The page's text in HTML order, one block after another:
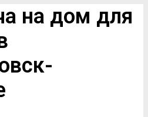
на дом для